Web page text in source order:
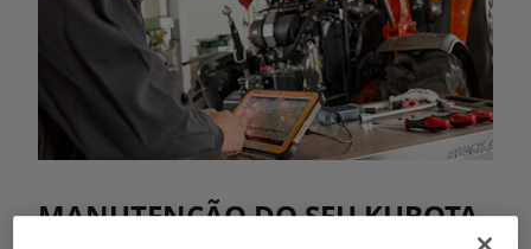
MANUTENÇÃO DO SEU KUBOTA